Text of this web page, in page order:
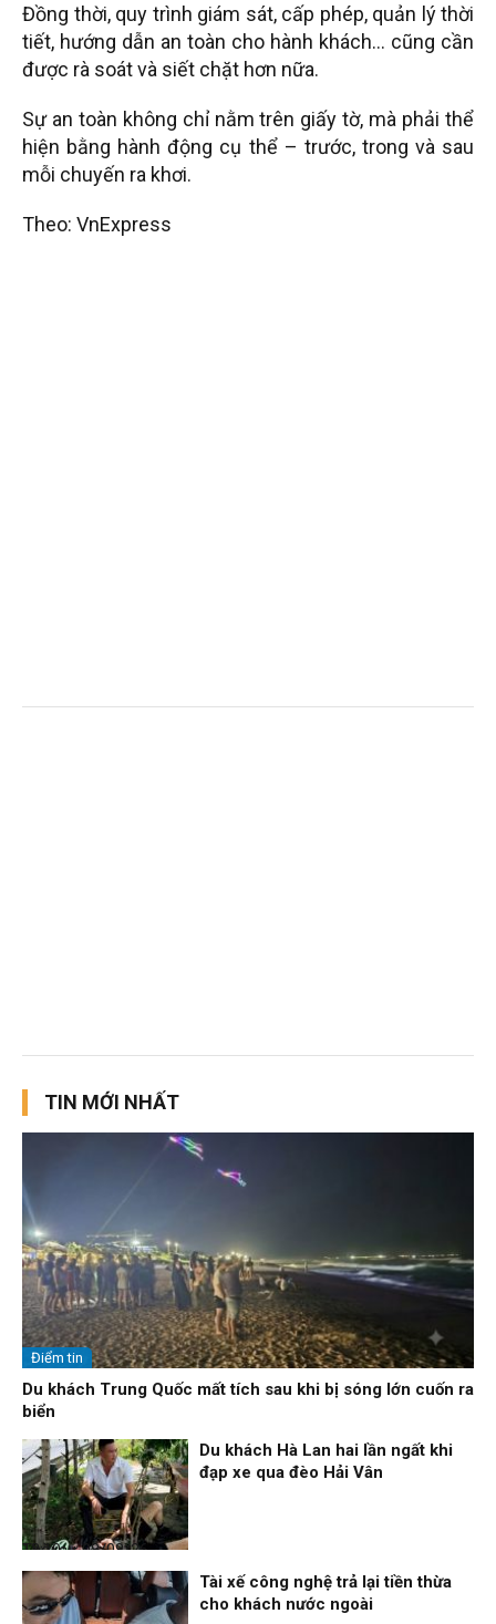
Đồng thời, quy trình giám sát, cấp phép, quản lý thời
tiết, hướng dẫn an toàn cho hành khách… cũng cần
được rà soát và siết chặt hơn nữa.
Sự an toàn không chỉ nằm trên giấy tờ, mà phải thể
hiện bằng hành động cụ thể – trước, trong và sau
mỗi chuyến ra khơi.
Theo: VnExpress
TIN MỚI NHẤT
Điểm tin
Du khách Trung Quốc mất tích sau khi bị sóng lớn cuốn ra
biển
Thời sự
08/08/26, 13:10
Du khách Hà Lan hai lần ngất khi
đạp xe qua đèo Hải Vân
Tài xế công nghệ trả lại tiền thừa
cho khách nước ngoài